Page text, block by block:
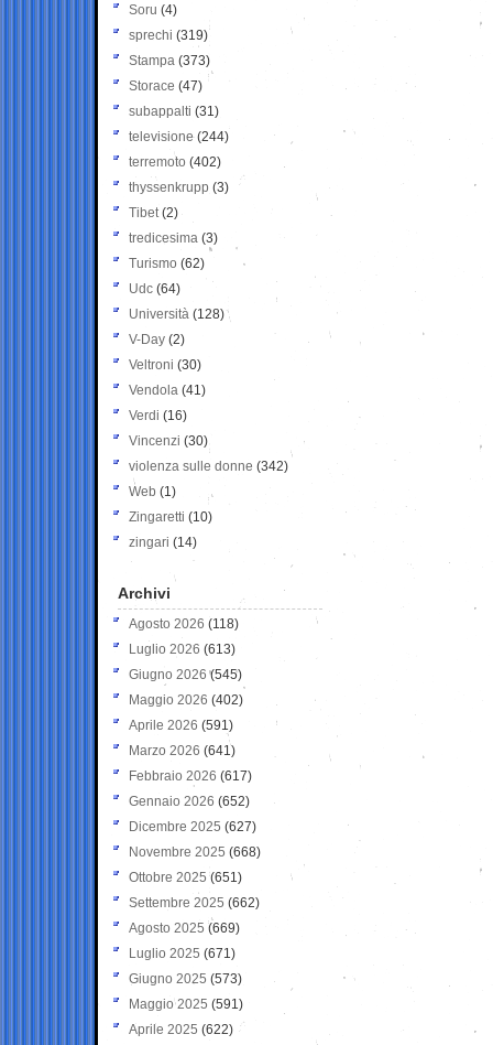
Soru (4)
sprechi (319)
Stampa (373)
Storace (47)
subappalti (31)
televisione(244)
terremoto (402)
thyssenkrupp (3)
Tibet(2)
tredicesima (3)
Turismo (62)
Udc (64)
Università (128)
V-Day (2)
Veltroni (30)
Vendola (41)
Verdi (16)
Vincenzi (30)
violenza sulle donne (342)
Web (1)
Zingaretti (10)
zingari (14)
Archivi
Agosto 2026 (118)
Luglio 2026 (613)
Giugno 2026 (545)
Maggio 2026 (402)
Aprile 2026 (591)
Marzo 2026 (641)
Febbraio 2026 (617)
Gennaio 2026 (652)
Dicembre 2025 (627)
Novembre 2025 (668)
Ottobre 2025 (651)
Settembre 2025 (662)
Agosto 2025 (669)
Luglio 2025 (671)
Giugno 2025 (573)
Maggio 2025 (591)
Aprile 2025 (622)